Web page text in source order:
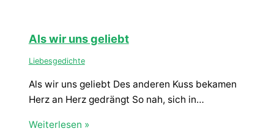
Als wir uns geliebt
Liebesgedichte
Als wir uns geliebt Des anderen Kuss bekamen
Herz an Herz gedrängt So nah, sich in…
Weiterlesen »